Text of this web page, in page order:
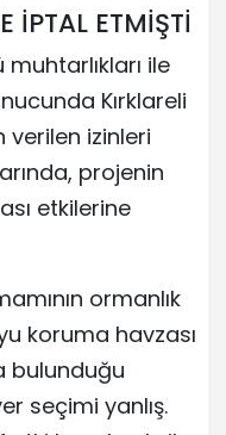
İPTAL ETMİŞTİ
ile
Kırklareli
verilen izinleri
projenin
etkilerine
ormanlık
koruma havzası
bulunduğu
seçimi yanlış.